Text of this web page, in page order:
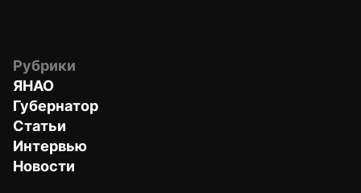
Рубрики
ЯНАО
Губернатор
Статьи
Интервью
Новости